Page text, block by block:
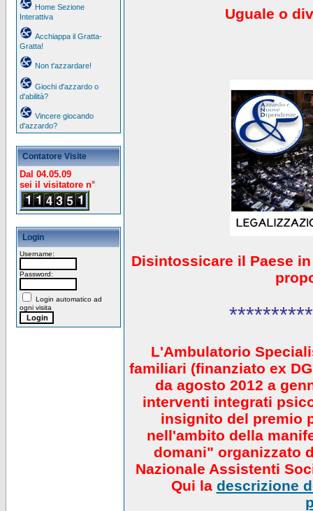
Home Sezione
Interattiva
Acchiappa il Gratta-
Gratta!
Non t'azzardare!
Giochi d'azzardo o
d'abilità?
Vincere giocando
d'azzardo?
Contatore Visite
Dal 04.05.09
sei il visitatore n°
Login
Username:
Password:
Login automatico ad
ogni visita
Uguale o
Disintossicare il Paese
L'Ambulatorio
familiari (finanziato ex
da agosto 2012 a
interventi integrati
insignito del premio
nell'ambito della
domani" organizzato
Nazionale Assistenti
Qui la descrizione